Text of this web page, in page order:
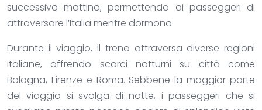
successivo mattino, permettendo ai passeggeri di
attraversare l’Italia mentre dormono.
Durante il viaggio, il treno attraversa diverse regioni
italiane, offrendo scorci notturni su città come
Bologna, Firenze e Roma. Sebbene la maggior parte
del viaggio si svolga di notte, i passeggeri che si